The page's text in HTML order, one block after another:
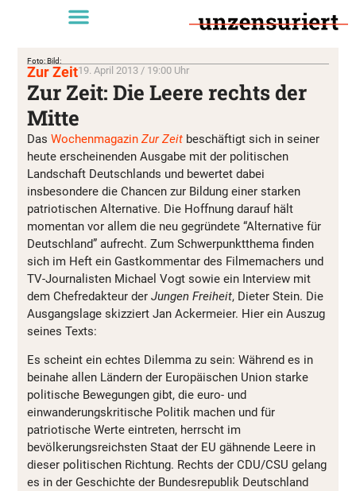
Foto: Bild:
Zur Zeit19. April 2013 / 19:00 Uhr
Zur Zeit: Die Leere rechts der
Mitte
Das Wochenmagazin Zur Zeit beschäftigt sich in seiner
heute erscheinenden Ausgabe mit der politischen
Landschaft Deutschlands und bewertet dabei
insbesondere die Chancen zur Bildung einer starken
patriotischen Alternative. Die Hoffnung darauf hält
momentan vor allem die neu gegründete “Alternative für
Deutschland” aufrecht. Zum Schwerpunktthema finden
sich im Heft ein Gastkommentar des Filmemachers und
TV-Journalisten Michael Vogt sowie ein Interview mit
dem Chefredakteur der Jungen Freiheit, Dieter Stein. Die
Ausgangslage skizziert Jan Ackermeier. Hier ein Auszug
seines Texts:
Es scheint ein echtes Dilemma zu sein: Während es in
beinahe allen Ländern der Europäischen Union starke
politische Bewegungen gibt, die euro- und
einwanderungskritische Politik machen und für
patriotische Werte eintreten, herrscht im
bevölkerungsreichsten Staat der EU gähnende Leere in
dieser politischen Richtung. Rechts der CDU/CSU gelang
es in der Geschichte der Bundesrepublik Deutschland